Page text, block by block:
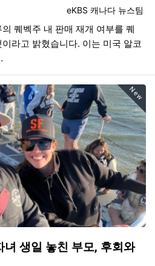
등록자
eKBS 캐나다 뉴스팀
퀘벡주 내 판매 재개 여부를 퀘
라고 밝혔습니다. 이는 미국 알코
New
생일 놓친 부모, 후회와